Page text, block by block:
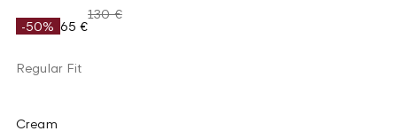
-50% 65 €
130 €
Regular Fit
Cream